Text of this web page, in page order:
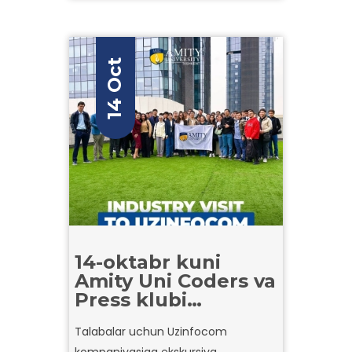
tushunchalar berdi.
14 Oct
14-oktabr kuni
Amity Uni Coders va
Press klubi
sanoat tashrifini
Talabalar uchun Uzinfocom